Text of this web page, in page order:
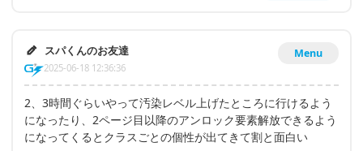
Menu
スパくんのお友達
2025-06-18 12:36:36
2、3時間ぐらいやって汚染レベル上げたところに行けるよう
になったり、2ページ目以降のアンロック要素解放できるよう
になってくるとクラスごとの個性が出てきて割と面白い